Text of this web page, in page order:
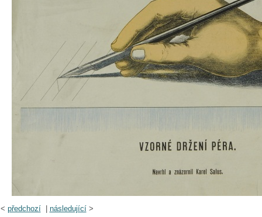
< předchozí| následující>